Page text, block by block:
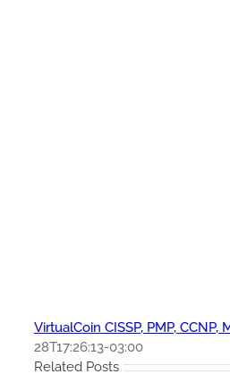
VirtualCoin CISSP, PMP, CCNP,
28T17:26:13-03:00
Related Posts